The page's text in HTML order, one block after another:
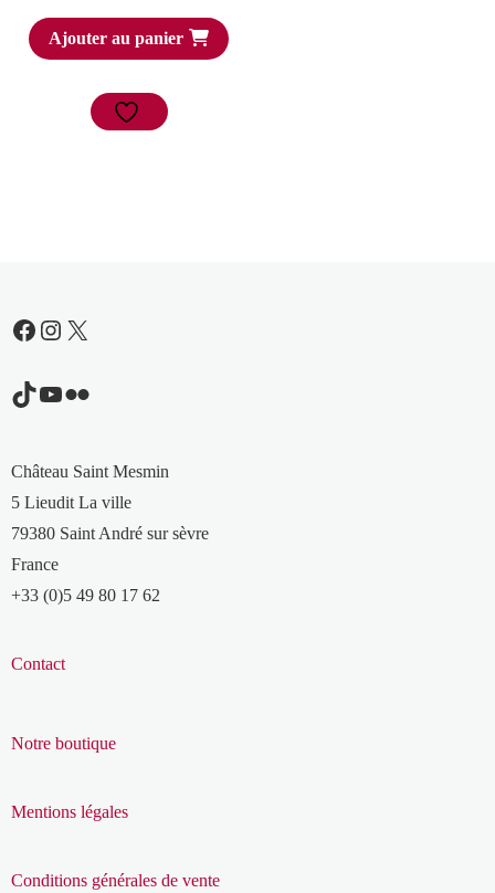
Ajouter au panier
Facebook
Instagram
X
TikTok
YouTube
Flickr
Château Saint Mesmin
5 Lieudit La ville
79380 Saint André sur sèvre
France
+33 (0)5 49 80 17 62
Contact
Notre boutique
Mentions légales
Conditions générales de vente